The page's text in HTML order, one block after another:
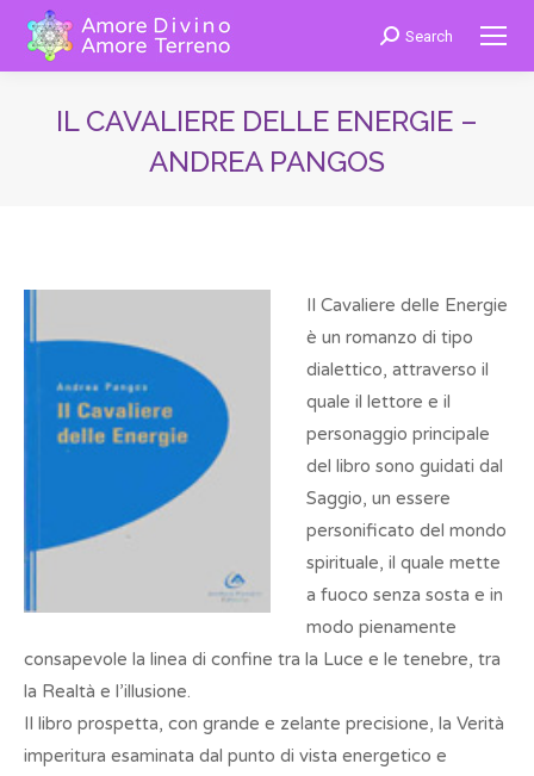
Cerca:Search
IL CAVALIERE DELLE ENERGIE –
ANDREA PANGOS
Il Cavaliere delle Energie
è un romanzo di tipo
dialettico, attraverso il
quale il lettore e il
personaggio principale
del libro sono guidati dal
Saggio, un essere
personificato del mondo
spirituale, il quale mette
a fuoco senza sosta e in
modo pienamente
consapevole la linea di confine tra la Luce e le tenebre, tra
la Realtà e l’illusione.
Il libro prospetta, con grande e zelante precisione, la Verità
imperitura esaminata dal punto di vista energetico e